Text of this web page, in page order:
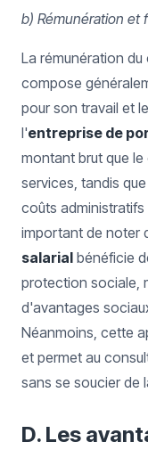
b) Rémunération et
La rémunération
compose
pour son travail et
l'entreprise de
montant brut que
services, tandis
coûts administratifs
important de noter
salarial bénéficie
protection sociale,
d'avantages
Néanmoins, cette
et permet au
sans se soucier de
D. Les